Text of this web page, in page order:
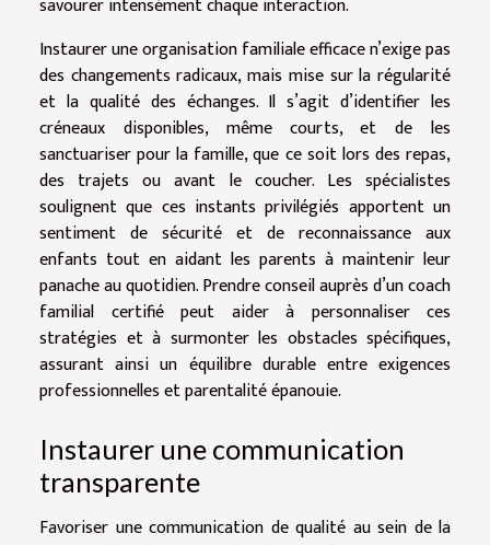
savourer intensément chaque interaction.
Instaurer une organisation familiale efficace n’exige pas
des changements radicaux, mais mise sur la régularité
et la qualité des échanges. Il s’agit d’identifier les
créneaux disponibles, même courts, et de les
sanctuariser pour la famille, que ce soit lors des repas,
des trajets ou avant le coucher. Les spécialistes
soulignent que ces instants privilégiés apportent un
sentiment de sécurité et de reconnaissance aux
enfants tout en aidant les parents à maintenir leur
panache au quotidien. Prendre conseil auprès d’un coach
familial certifié peut aider à personnaliser ces
stratégies et à surmonter les obstacles spécifiques,
assurant ainsi un équilibre durable entre exigences
professionnelles et parentalité épanouie.
Instaurer une communication
transparente
Favoriser une communication de qualité au sein de la